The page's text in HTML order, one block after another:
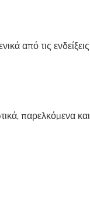
από τις ενδείξεις
παρελκόμενα και